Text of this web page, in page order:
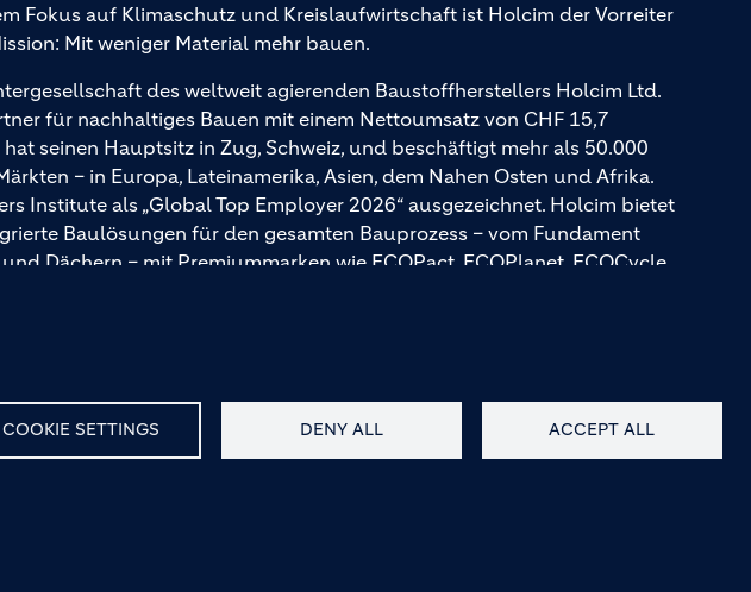
COOKIE SETTINGS DENY ALL ACCEPT ALL
Fokus auf Klimaschutz und Kreislaufwirtschaft ist Holcim der Vorreiter
Mit weniger Material mehr bauen.
des weltweit agierenden Baustoffherstellers Holcim Ltd.
für nachhaltiges Bauen mit einem Nettoumsatz von CHF 15,7
seinen Hauptsitz in Zug, Schweiz, und beschäftigt mehr als 50.000
– in Europa, Lateinamerika, Asien, dem Nahen Osten und Afrika.
Institute als „Global Top Employer 2026“ ausgezeichnet. Holcim bietet
Baulösungen für den gesamten Bauprozess – vom Fundament
Dächern – mit Premiummarken wie ECOPact, ECOPlanet, ECOCycle